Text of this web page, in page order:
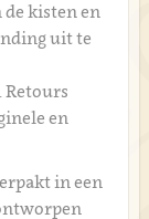
de kisten en
uit te
Retours
en
in een